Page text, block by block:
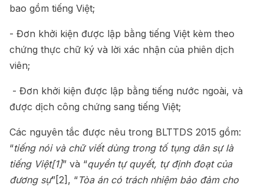
bao gồm tiếng Việt;
- Đơn khởi kiện được lập bằng tiếng Việt kèm theo
chứng thực chữ ký và lời xác nhận của phiên dịch
viên;
- Đơn khởi kiện được lập bằng tiếng nước ngoài, và
được dịch công chứng sang tiếng Việt;
Các nguyên tắc được nêu trong BLTTDS 2015 gồm:
“tiếng nói và chữ viết dùng trong tố tụng dân sự là
tiếng Việt[1]” và “quyền tự quyết, tự định đoạt của
đương sự”[2] , “Tòa án có trách nhiệm bảo đảm cho